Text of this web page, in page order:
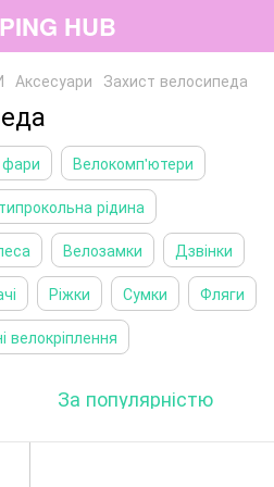
HUB
Аксесуари Захист велосипеда
фари
Велокомп'ютери
рідина
Велозамки
Дзвінки
Ріжки Сумки
Фляги
велокріплення
За популярністю